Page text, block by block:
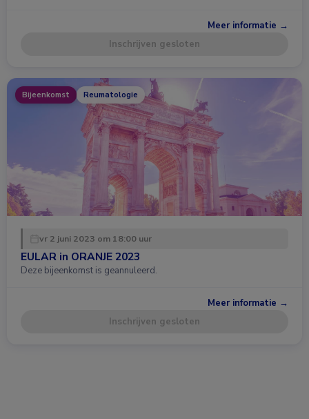
Meer informatie →
Inschrijven gesloten
Bijeenkomst Reumatologie
vr 2 juni 2023 om 18:00 uur
EULAR in ORANJE 2023
Deze bijeenkomst is geannuleerd.
Meer informatie →
Inschrijven gesloten